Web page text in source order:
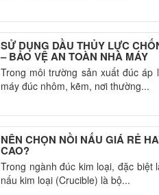
SỬ DỤNG DẦU THỦY LỰC
– BẢO VỆ AN TOÀN NHÀ MÁY
Trong môi trường sản xuất đúc áp
máy đúc nhôm, kẽm, nơi thường...
NÊN CHỌN NỒI NẤU GIÁ RẺ
CAO?
Trong ngành đúc kim loại, đặc biệt
nấu kim loại (Crucible) là bộ...